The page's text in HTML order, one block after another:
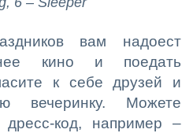
вам надоест
кино и поедать
к себе друзей и
вечеринку. Можете
дресс-код, например –